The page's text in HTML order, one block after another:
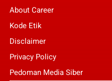
About Career
Kode Etik
Disclaimer
Privacy Policy
Pedoman Media Siber